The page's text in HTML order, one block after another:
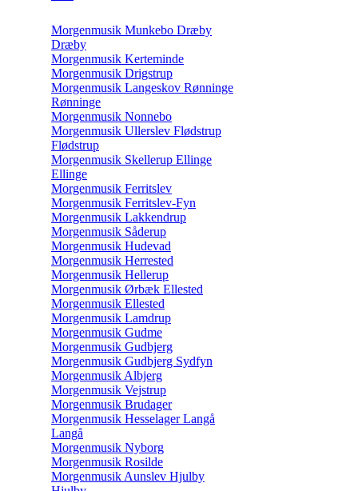
Morgenmusik Munkebo Dræby
Dræby
Morgenmusik Kerteminde
Morgenmusik Drigstrup
Morgenmusik Langeskov Rønninge
Rønninge
Morgenmusik Nonnebo
Morgenmusik Ullerslev Flødstrup
Flødstrup
Morgenmusik Skellerup Ellinge
Ellinge
Morgenmusik Ferritslev
Morgenmusik Ferritslev-Fyn
Morgenmusik Lakkendrup
Morgenmusik Såderup
Morgenmusik Hudevad
Morgenmusik Herrested
Morgenmusik Hellerup
Morgenmusik Ørbæk Ellested
Morgenmusik Ellested
Morgenmusik Lamdrup
Morgenmusik Gudme
Morgenmusik Gudbjerg
Morgenmusik Gudbjerg Sydfyn
Morgenmusik Albjerg
Morgenmusik Vejstrup
Morgenmusik Brudager
Morgenmusik Hesselager Langå
Langå
Morgenmusik Nyborg
Morgenmusik Rosilde
Morgenmusik Aunslev Hjulby